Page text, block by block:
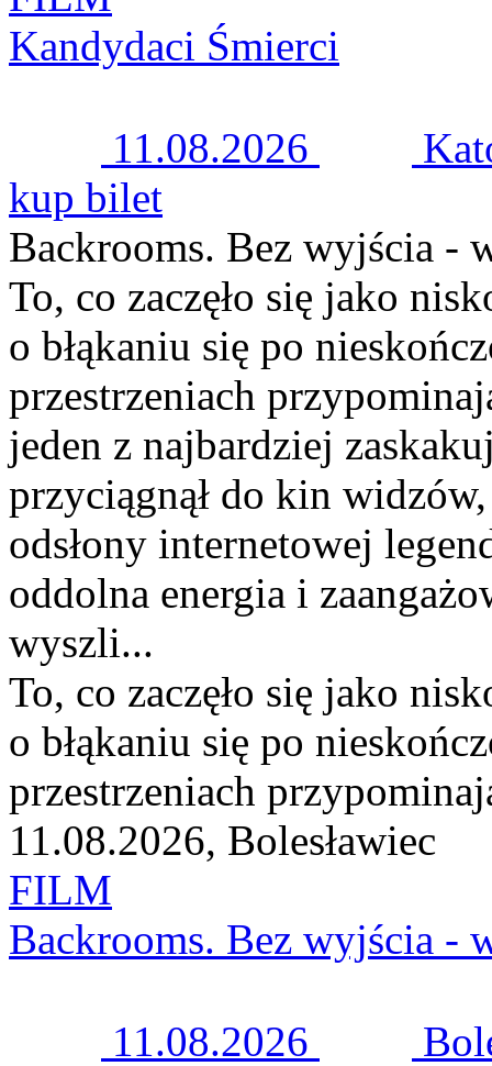
Kandydaci Śmierci
11.08.2026
kup bilet
Backrooms. Bez wyjścia -
To, co zaczęło się jako
o błąkaniu się po
przestrzeniach
jeden z najbardziej
przyciągnął do kin
odsłony internetowej
oddolna energia i
wyszli...
To, co zaczęło się jako
o błąkaniu się po
przestrzeniach
11.08.2026, Bolesławiec
FILM
Backrooms. Bez wyjścia -
11.08.2026